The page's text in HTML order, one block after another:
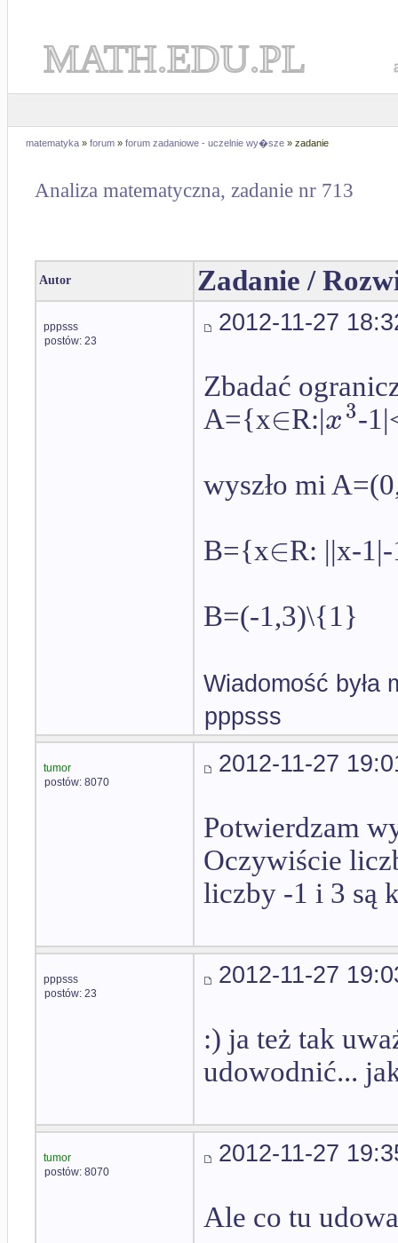
MATH.EDU.PL
matematyka » forum » forum zadaniowe - uczelnie wy�sze » zadanie
Analiza matematyczna, zadanie nr 713
Autor Zadanie /
pppsss
postów: 23
2012-11-27
Zbadać
A={x∈R:|x3-
wyszło mi
B={x∈R: ||x-
B=(-1,3)\{1}
Wiadomość była
pppsss
tumor
postów: 8070
2012-11-27
Potwierdzam
Oczywiście
liczby -1 i 3 są
pppsss
postów: 23
2012-11-27
:) ja też tak
udowodnić...
tumor
postów: 8070
2012-11-27
Ale co tu